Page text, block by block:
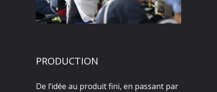
PRODUCTION
De l’idée au produit fini, en passant par